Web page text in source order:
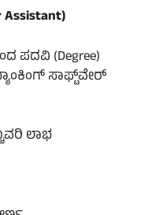
ಪದವಿ (Degree)
ಸಾಫ್ಟ್‌ವೇರ್
ಲಾಭ